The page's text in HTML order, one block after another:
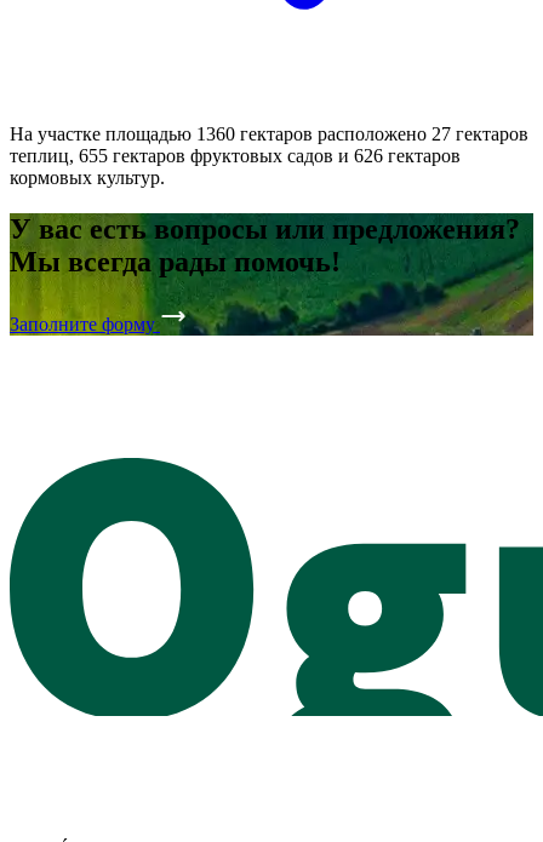
На участке площадью 1360 гектаров расположено 27 гектаров
теплиц, 655 гектаров фруктовых садов и 626 гектаров
кормовых культур.
У вас есть вопросы или предложения?
Мы всегда рады помочь!
Заполните форму